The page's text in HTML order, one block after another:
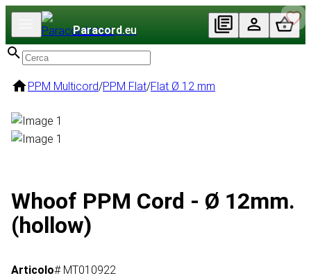
Paracord.eu
PPM Multicord/PPM Flat/Flat Ø 12 mm
Whoof PPM Cord - Ø 12mm.
(hollow)
Articolo# MT010922